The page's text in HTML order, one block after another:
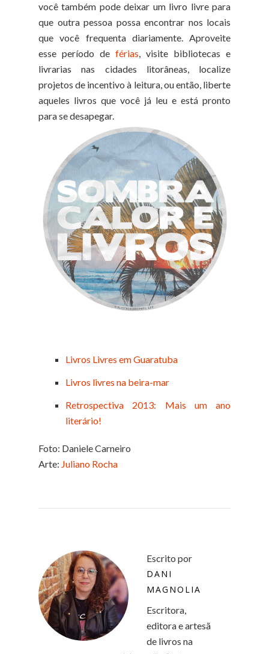
você também pode deixar um livro livre para
que outra pessoa possa encontrar nos locais
que você frequenta diariamente. Aproveite
esse período de férias, visite bibliotecas e
livrarias nas cidades litorâneas, localize
projetos de incentivo à leitura, ou então, liberte
aqueles livros que você já leu e está pronto
para se desapegar.
Livros Livres em Guaratuba
Livros livres na beira-mar
Retrospectiva 2013: Mais um ano
literário!
Foto: Daniele Carneiro
Arte: Juliano Rocha
Escrito por
DANI
MAGNOLIA
Escritora,
editora e artesã
de livros na